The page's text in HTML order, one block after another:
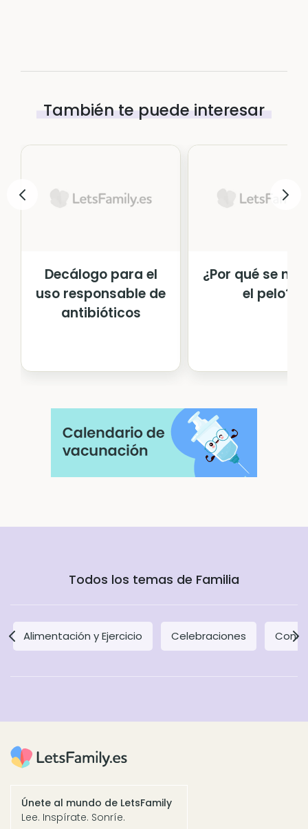
También te puede interesar
Decálogo para el
uso responsable de
antibióticos
¿Por qué se
el pelo?
Todos los temas de Familia
Alimentación y Ejercicio Celebraciones
Únete al mundo de LetsFamily
Lee. Inspírate. Sonríe.